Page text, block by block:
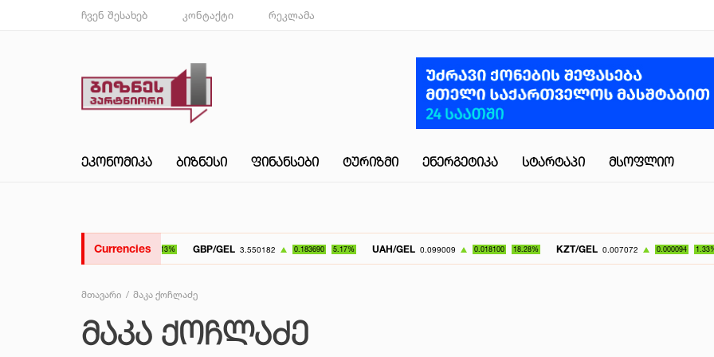
ჩვენ შესახებ კონტაქტი რეკლამა
ᲔᲙᲝᲜᲝᲛᲘᲙᲐ ᲑᲘᲖᲜᲔᲡᲘ ᲤᲘᲜᲐᲜᲡᲔᲑᲘ ᲢᲣᲠᲘᲖᲛᲘ ᲔᲜᲔᲠᲒᲔᲢᲘᲙᲐ ᲡᲢᲐᲠᲢᲐᲞᲘ ᲛᲡᲝᲤᲚᲘᲝ
CurrenciesGBP/GEL 3.550182 0.183690 5.17% UAH/GEL 0.099009 0.018100 18.28% KZT/GEL 0.007072 0.000094 1.33% UZS/
მთავარი მაკა ქოჩლაძე
ᲛᲐᲙᲐ ᲥᲝᲩᲚᲐᲫᲔ